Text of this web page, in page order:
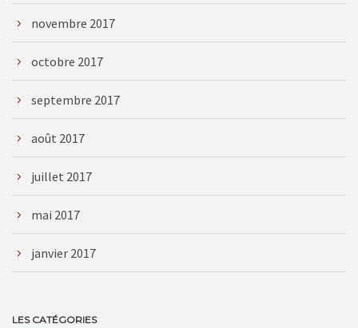
novembre 2017
octobre 2017
septembre 2017
août 2017
juillet 2017
mai 2017
janvier 2017
LES CATÉGORIES